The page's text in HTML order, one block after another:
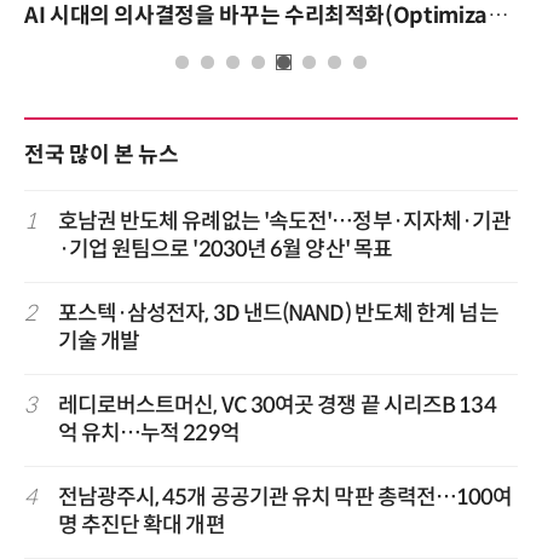
AI 시대의 의사결정을 바꾸는 수리최적화(Optimization): 실제 산업 적용 사례와 활용 전략
전국 많이 본 뉴스
1
호남권 반도체 유례없는 '속도전'…정부·지자체·기관
·기업 원팀으로 '2030년 6월 양산' 목표
2
포스텍·삼성전자, 3D 낸드(NAND) 반도체 한계 넘는
기술 개발
3
레디로버스트머신, VC 30여곳 경쟁 끝 시리즈B 134
억 유치…누적 229억
4
전남광주시, 45개 공공기관 유치 막판 총력전…100여
명 추진단 확대 개편